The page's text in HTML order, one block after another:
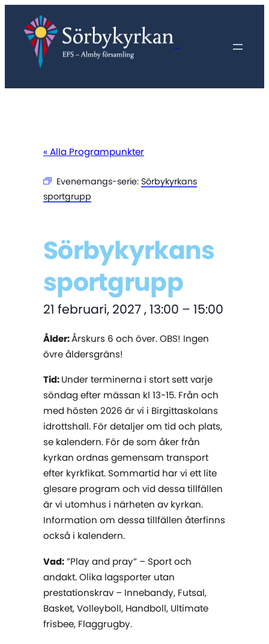
« Alla Programpunkter
Evenemangs-serie: Sörbykyrkans
sportgrupp
Sörbykyrkans
sportgrupp
21 februari, 2027 , 13:00 – 15:00
Ålder: Årskurs 6 och över. OBS! Ingen
övre åldersgräns!
Tid: Under terminerna i stort sett varje
söndag efter mässan kl 13-15. Från och
med hösten 2026 är vi i Birgittaskolans
idrottshall. För detaljer om tid och plats,
se kalendern. För de som åker från
kyrkan ordnas gemensam transport
efter kyrkfikat. Sommartid har vi ett lite
glesare program och vid dessa tillfällen
är vi utomhus i närheten av kyrkan.
Information om dessa tillfällen återfinns
också i kalendern.
Vad: ”Play and pray” – Sport och
andakt. Olika lagsporter utan
prestationskrav – Innebandy, Futsal,
Basket, Volleyboll, Handboll, Ultimate
frisbee, Flaggrugby.